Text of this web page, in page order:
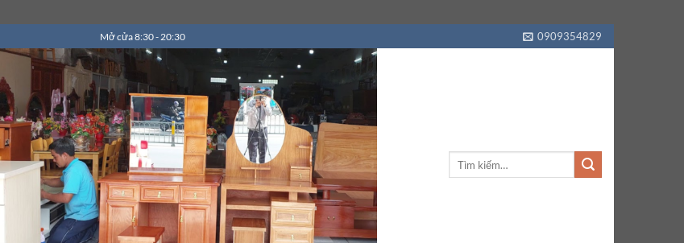
Mở cửa 8:30 - 20:30 0909354829